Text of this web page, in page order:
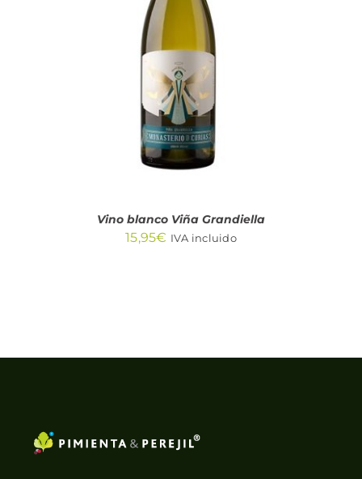
AÑADIR AL CARRITO
Vino blanco Viña Grandiella
15,95€ IVA incluido